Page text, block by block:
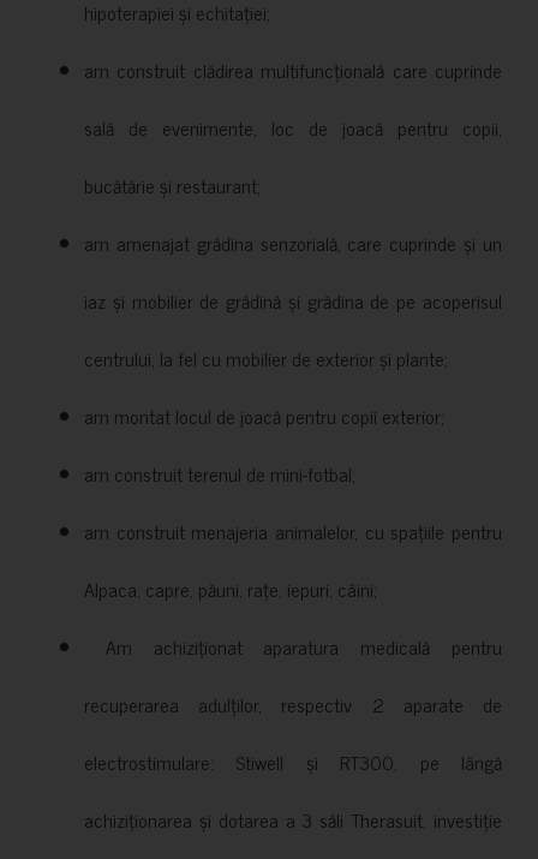
hipoterapiei și echitației;
am construit clădirea multifuncțională care cuprinde
sală de evenimente, loc de joacă pentru copii,
bucătărie și restaurant;
am amenajat grădina senzorială, care cuprinde și un
iaz și mobilier de grădină și grădina de pe acoperisul
centrului, la fel cu mobilier de exterior și plante;
am montat locul de joacă pentru copii exterior;
am construit terenul de mini-fotbal;
am construit menajeria animalelor, cu spațiile pentru
Alpaca, capre, păuni, rațe, iepuri, câini;
Am achiziționat aparatura medicală pentru
recuperarea adulților, respectiv 2 aparate de
electrostimulare: Stiwell și RT300, pe lângă
achiziționarea și dotarea a 3 săli Therasuit, investiție